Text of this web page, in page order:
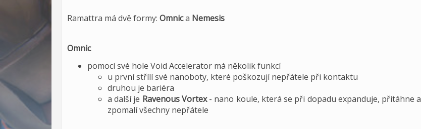
Ramattra má dvě formy: Omnica Nemesis
Omnic
pomocí své hole Void Accelerator má několik funkcí
u první střílí své nanoboty, které poškozují nepřátele při kontaktu
druhou je bariéra
a další je Ravenous Vortex- nano koule, která se při dopadu expanduje, přitáhne a
zpomalí všechny nepřátele